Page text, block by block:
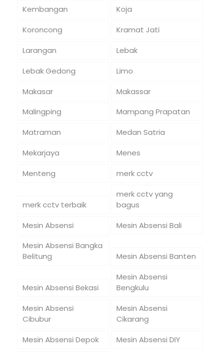
Kembangan
Koja
Koroncong
Kramat Jati
Larangan
Lebak
Lebak Gedong
Limo
Makasar
Makassar
Malingping
Mampang Prapatan
Matraman
Medan Satria
Mekarjaya
Menes
Menteng
merk cctv
merk cctv terbaik
merk cctv yang
bagus
Mesin Absensi
Mesin Absensi Bali
Mesin Absensi Bangka
Belitung
Mesin Absensi Banten
Mesin Absensi Bekasi
Mesin Absensi
Bengkulu
Mesin Absensi
Cibubur
Mesin Absensi
Cikarang
Mesin Absensi Depok
Mesin Absensi DIY